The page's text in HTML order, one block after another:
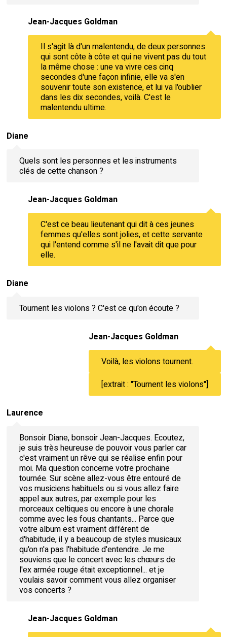
Jean-Jacques Goldman
Il s'agit là d'un malentendu, de deux personnes
qui sont côte à côte et qui ne vivent pas du tout
la même chose : une va vivre ces cinq
secondes d'une façon infinie, elle va s'en
souvenir toute son existence, et lui va l'oublier
dans les dix secondes, voilà. C'est le
malentendu ultime.
Diane
Quels sont les personnes et les instruments
clés de cette chanson ?
Jean-Jacques Goldman
C'est ce beau lieutenant qui dit à ces jeunes
femmes qu'elles sont jolies, et cette servante
qui l'entend comme s'il ne l'avait dit que pour
elle.
Diane
Tournent les violons ? C'est ce qu'on écoute ?
Jean-Jacques Goldman
Voilà, les violons tournent.
[extrait : "Tournent les violons"]
Laurence
Bonsoir Diane, bonsoir Jean-Jacques. Ecoutez,
je suis très heureuse de pouvoir vous parler car
c'est vraiment un rêve qui se réalise enfin pour
moi. Ma question concerne votre prochaine
tournée. Sur scène allez-vous être entouré de
vos musiciens habituels ou si vous allez faire
appel aux autres, par exemple pour les
morceaux celtiques ou encore à une chorale
comme avec les fous chantants... Parce que
votre album est vraiment différent de
d'habitude, il y a beaucoup de styles musicaux
qu'on n'a pas l'habitude d'entendre. Je me
souviens que le concert avec les chœurs de
l'ex armée rouge était exceptionnel... et je
voulais savoir comment vous allez organiser
vos concerts ?
Jean-Jacques Goldman